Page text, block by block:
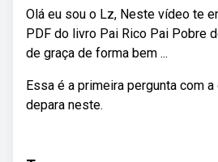
Olá eu sou o Lz, Neste vídeo te
PDF do livro Pai Rico Pai Pobre
de graça de forma bem ...
Essa é a primeira pergunta com
depara neste.